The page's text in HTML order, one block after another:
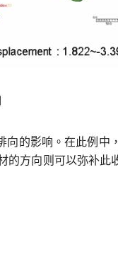
向的影响。在此例中
的方向则可以弥补此